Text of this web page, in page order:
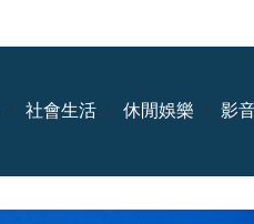
社會生活 休閒娛樂 影